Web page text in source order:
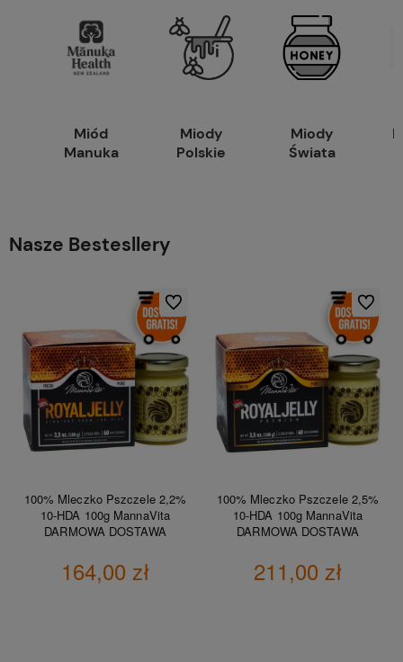
Miód
Manuka
Miody
Polskie
Miody
Świata
Nasze Bestesllery
100% Mleczko Pszczele 2,2%
10-HDA 100g MannaVita
DARMOWA DOSTAWA
164,00 zł
Do ulubionych
100% Mleczko Pszczele 2,5%
10-HDA 100g MannaVita
DARMOWA DOSTAWA
211,00 zł
Do